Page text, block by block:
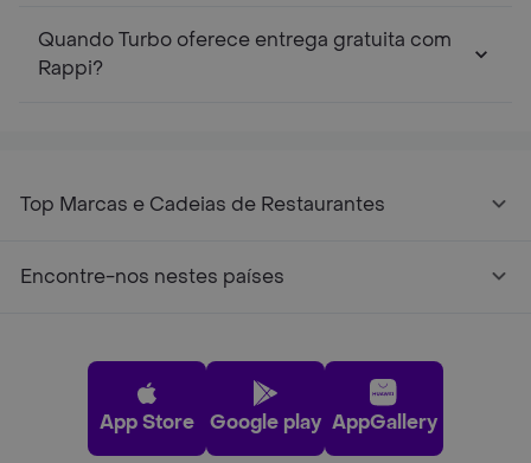
Quando Turbo oferece entrega gratuita com
Rappi?
Top Marcas e Cadeias de Restaurantes
Encontre-nos nestes países
App Store Google play AppGallery